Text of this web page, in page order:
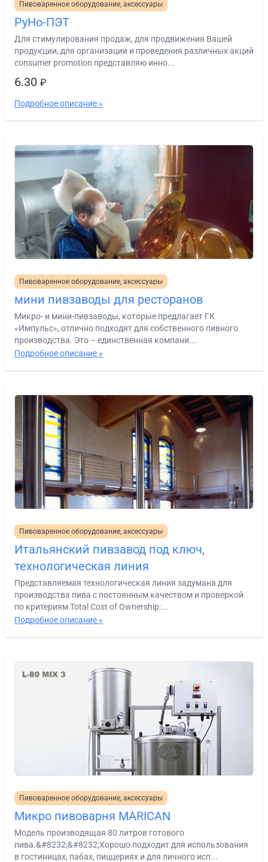
Пивоваренное оборудование, аксессуары
РуНо-ПЭТ
Для стимулирования продаж, для продвижения Вашей
продукции, для организации и проведения различных акций
consumer promotion представляю инно...
6.30 ₽
Подробное описание »
Пивоваренное оборудование, аксессуары
мини пивзаводы для ресторанов
Микро- и мини-пивзаводы, которые предлагает ГК
«Импульс», отлично подходят для собственного пивного
производства. Это – единственная компани...
Подробное описание »
Пивоваренное оборудование, аксессуары
Итальянский пивзавод под ключ,
технологическая линия
Представляемая технологическая линия задумана для
производства пива с постоянным качеством и проверкой
по критериям Total Cost of Ownership:...
Подробное описание »
Пивоваренное оборудование, аксессуары
Микро пивоварня MARICAN
Модель производящая 80 литров готового
пива.&#8232;&#8232;Хорошо подходит для использования
в гостиницах, пабах, пиццериях и для личного исп...